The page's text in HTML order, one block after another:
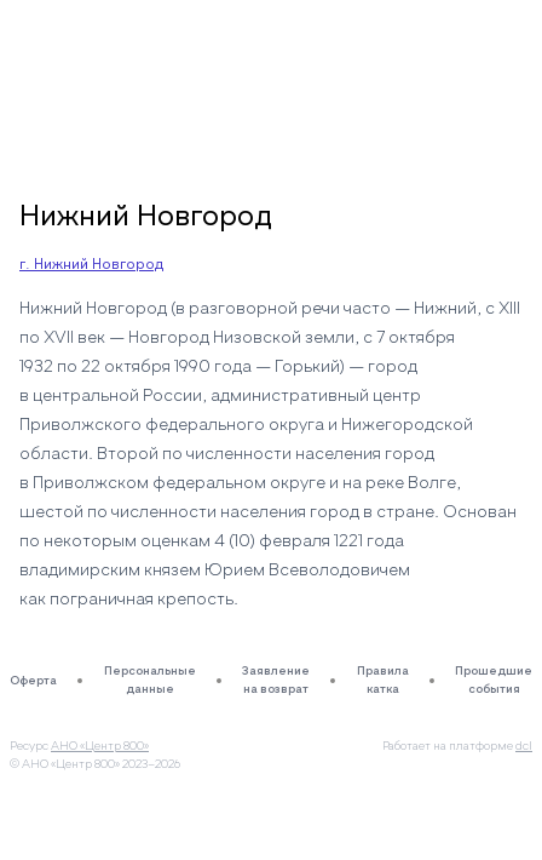
Нижний Новгород
г. Нижний Новгород
Нижний Новгород (в разговорной речи часто — Нижний, c XIII
по XVII век — Новгород Низовской земли, с 7 октября
1932 по 22 октября 1990 года — Горький) — город
в центральной России, административный центр
Приволжского федерального округа и Нижегородской
области. Второй по численности населения город
в Приволжском федеральном округе и на реке Волге,
шестой по численности населения город в стране. Основан
по некоторым оценкам 4 (10) февраля 1221 года
владимирским князем Юрием Всеволодовичем
как пограничная крепость.
Оферта
Персональные
данные
Заявление
на возврат
Правила
катка
Прошедшие
события
Ресурс АНО «Центр 800»
© АНО «Центр 800» 2023–2026
Работает на платформе dcl